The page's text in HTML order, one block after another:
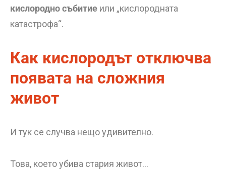
кислородно събитие или „кислородната
катастрофа“.
Как кислородът отключва
появата на сложния
живот
И тук се случва нещо удивително.
Това, което убива стария живот…